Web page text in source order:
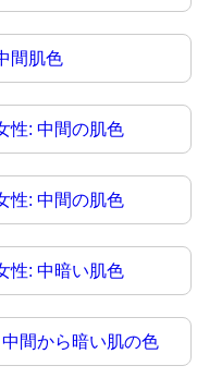
間肌色
性: 中間の肌色
性: 中間の肌色
性: 中暗い肌色
間から暗い肌の色